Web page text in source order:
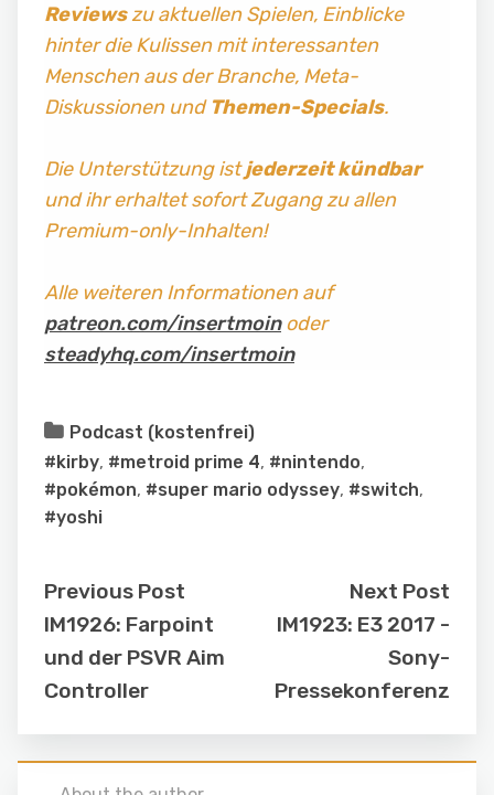
Reviewszu aktuellen Spielen, Einblicke
hinter die Kulissen mit interessanten
Menschen aus der Branche, Meta-
Diskussionen und Themen-Specials.
Die Unterstützung istjederzeit kündbar
und ihr erhaltet sofort Zugang zu allen
Premium-only-Inhalten!
Alle weiteren Informationen auf
patreon.com/insertmoinoder
steadyhq.com/insertmoin
Podcast (kostenfrei)
#kirby, #metroid prime 4, #nintendo,
#pokémon, #super mario odyssey, #switch,
#yoshi
Previous Post
IM1926: Farpoint
und der PSVR Aim
Controller
Next Post
IM1923: E3 2017 -
Sony-
Pressekonferenz